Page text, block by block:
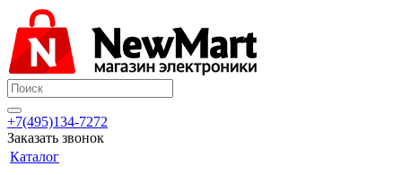
+7(495)134-7272
Заказать звонок
Каталог